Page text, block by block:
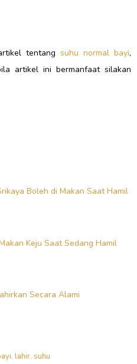
tentang suhu normal bayi,
artikel ini bermanfaat silakan
Boleh di Makan Saat Hamil
Keju Saat Sedang Hamil
Secara Alami
, lahir, suhu